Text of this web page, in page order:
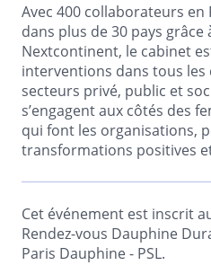
Avec 400 collaborateurs en
dans plus de 30 pays grâce
Nextcontinent, le cabinet
interventions dans tous les
secteurs privé, public et
s’engagent aux côtés des
qui font les organisations,
transformations positives
Cet événement est inscrit
Rendez-vous Dauphine
Paris Dauphine - PSL.